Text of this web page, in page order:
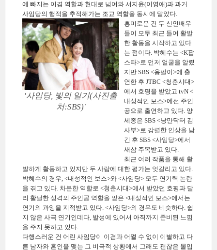
에 빠지는 이겸 역할과 현대로 넘어와 서지윤(이영애)과 과거
사임당의 행적을 추적해가는 조교 역할을 동시에 맡았다.
'사임당, 빛의 일기(사진출
처:SBS)'
흥미로운 건 두 신인배우
들이 모두 최근 들어 활발
한 활동을 시작하고 있다
는 점이다. 박혜수는 <K팝
스타>로 먼저 얼굴을 알렸
지만 SBS <용팔이>에 출
연한 후 JTBC <청춘시대>
에서 호평을 받았고 tvN <
내성적인 보스>에선 주인
공으로 출연하고 있다. 양
세종은 SBS <낭만닥터 김
사부>로 강렬한 인상을 남
긴 후 SBS <사임당>에서
새삼 주목받고 있다.
최근 여러 작품을 통해 활
발하게 활동하고 있지만 두 사람에 대한 평가는 엇갈리고 있다.
박혜수의 경우, <내성적인 보스>와 <사임당> 모두 연기력 논란
을 겪고 있다. 차분한 역할로 <청춘시대>에서 받았던 호평과 달
리 활달한 성격의 주인공 역할을 맡은 <내성적인 보스>에서는
연기의 과잉을 지적받고 있다. <사임당>의 경우도 비슷하다. 쉽
지 않은 사극 연기인데다, 발성에 있어서 아직까지 준비된 느낌
을 주지 못하고 있다.
다행스러운 건 어린 사임당이 이겸과 어쩔 수 없이 이별하고 다
른 남자와 혼인을 맺는 그 비극적 상황에서 그래도 괜찮은 몰입